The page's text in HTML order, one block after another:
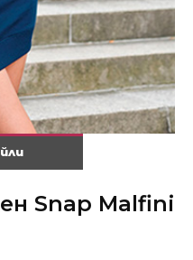
Snap Malfini